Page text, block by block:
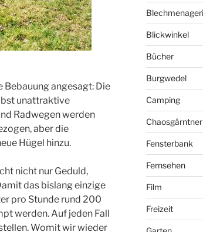
angesagt: Die
unattraktive
Radwegen werden
aber die
Hügel hinzu.
nicht nur Geduld,
das bislang einzige
pro Stunde rund 200
werden. Auf jeden Fall
Womit wir wieder
Blickwinkel
Bücher
Burgwedel
Camping
Fensterbank
Fernsehen
Film
Freizeit